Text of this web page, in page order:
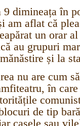
dimineața în
am aflat că
un orar
au grupuri
și la
nu are cum
în care
de tip
casele sau